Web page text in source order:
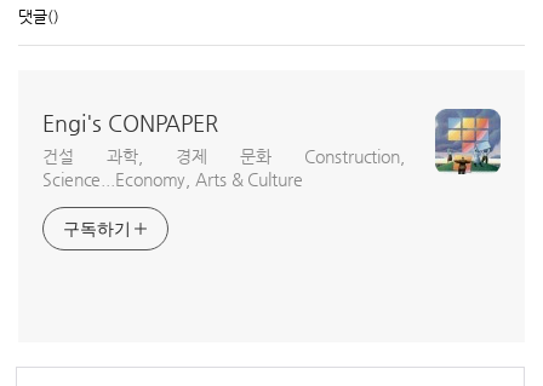
댓글()
Engi's CONPAPER
건설 과학, 경제 문화 Construction,
Science...Economy, Arts & Culture
구독하기